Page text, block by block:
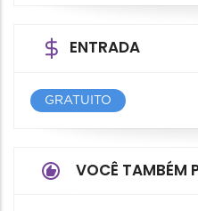
ENTRADA
GRATUITO
VOCÊ TAMBÉM